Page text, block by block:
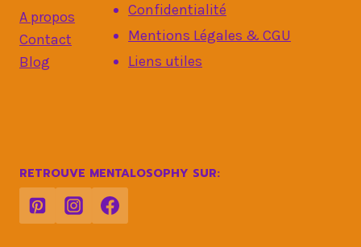
A propos
Contact
Blog
Confidentialité
Mentions Légales & CGU
Liens utiles
RETROUVE MENTALOSOPHY SUR: